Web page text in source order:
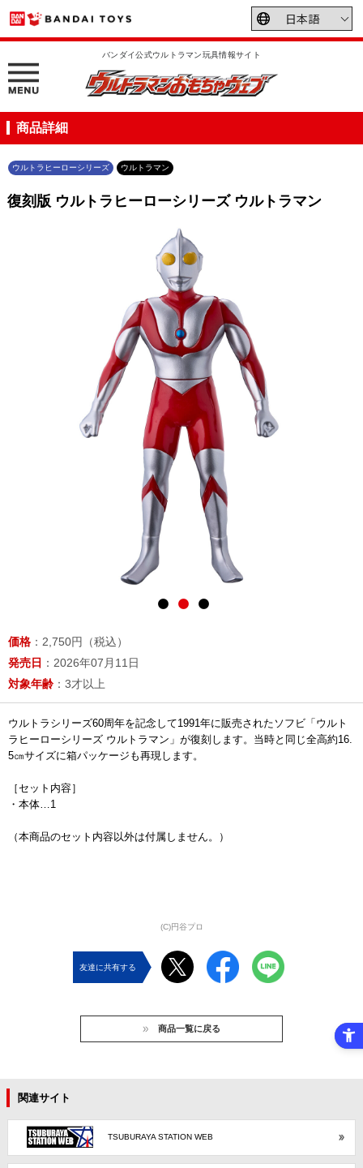
バンダイ公式ウルトラマン玩具情報サイト
商品詳細
ウルトラヒーローシリーズ ウルトラマン
復刻版 ウルトラヒーローシリーズ ウルトラマン
価格 ：2,750円（税込）
発売日 ：2026年07月11日
対象年齢 ：3才以上
ウルトラシリーズ60周年を記念して1991年に販売されたソフビ「ウルト
ラヒーローシリーズ ウルトラマン」が復刻します。当時と同じ全高約16.
5㎝サイズに箱パッケージも再現します。
［セット内容］
・本体…1
（本商品のセット内容以外は付属しません。）
(C)円谷プロ
友達に共有する
商品一覧に戻る
関連サイト
TSUBURAYA STATION WEB